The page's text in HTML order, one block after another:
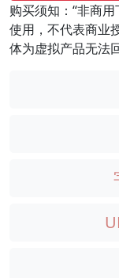
购买须知：“非商
使用，不代表商业
体为虚拟产品无法